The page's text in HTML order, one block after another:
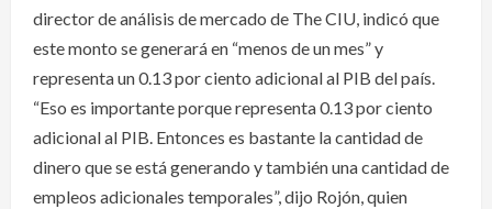
director de análisis de mercado de The CIU, indicó que
este monto se generará en “menos de un mes” y
representa un 0.13 por ciento adicional al PIB del país.
“Eso es importante porque representa 0.13 por ciento
adicional al PIB. Entonces es bastante la cantidad de
dinero que se está generando y también una cantidad de
empleos adicionales temporales”, dijo Rojón, quien